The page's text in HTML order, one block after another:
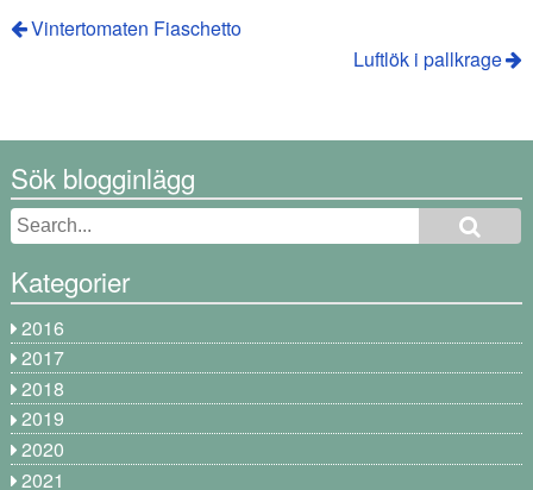
Vintertomaten Fiaschetto
Luftlök i pallkrage
Sök blogginlägg
Kategorier
2016
2017
2018
2019
2020
2021